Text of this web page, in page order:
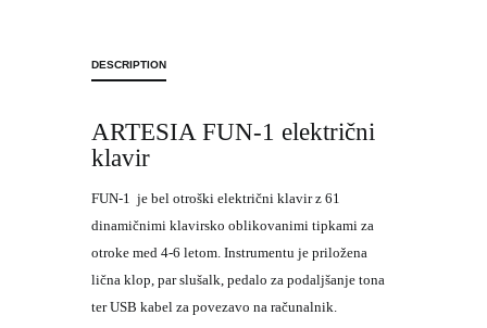
DESCRIPTION
ARTESIA FUN-1 električni
klavir
FUN-1 je bel otroški električni klavir z 61
dinamičnimi klavirsko oblikovanimi tipkami za
otroke med 4-6 letom. Instrumentu je priložena
lična klop, par slušalk, pedalo za podaljšanje tona
ter USB kabel za povezavo na računalnik.